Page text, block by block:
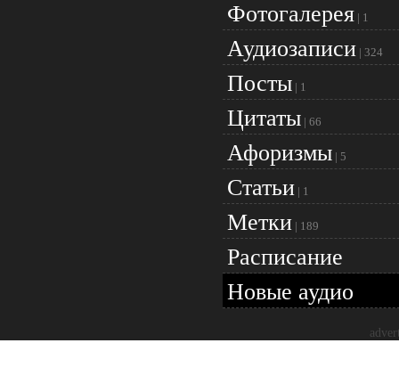
Фотогалерея | 1
Аудиозаписи | 324
Посты | 1
Цитаты | 66
Афоризмы | 5
Статьи | 1
Метки | 189
Расписание
Новые аудио